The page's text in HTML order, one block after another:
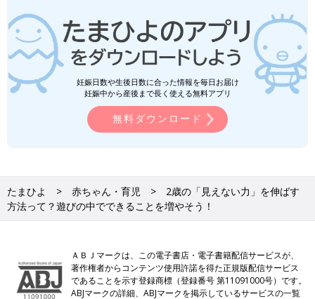
妊娠日数や生後日数に合った情報を毎日お届け
妊娠中から産後まで長く使える無料アプリ
無料ダウンロード
たまひよ 赤ちゃん・育児
2歳の「見えない力」を伸ばす
方法って？遊びの中でできることを増やそう！
ＡＢＪマークは、この電子書店・電子書籍配信サービスが、
著作権者からコンテンツ使用許諾を得た正規版配信サービス
であることを示す登録商標（登録番号 第11091000号）です。
ABJマークの詳細、ABJマークを掲示しているサービスの一覧